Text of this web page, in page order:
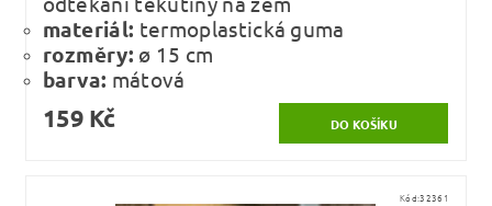
materiál: termoplastická guma
rozměry: ø 15 cm
barva: mátová
159 Kč
Kód:32361